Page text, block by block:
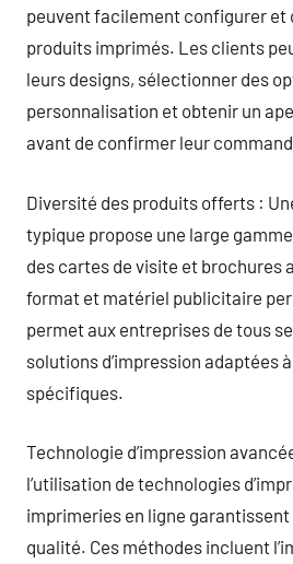
peuvent facilement configurer et
produits imprimés. Les clients
leurs designs, sélectionner des
personnalisation et obtenir un
avant de confirmer leur
Diversité des produits offerts :
typique propose une large
des cartes de visite et brochures
format et matériel publicitaire
permet aux entreprises de tous
solutions d’impression adaptées
spécifiques.
Technologie d’impression
l’utilisation de technologies
imprimeries en ligne
qualité. Ces méthodes incluent